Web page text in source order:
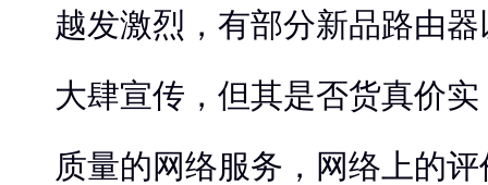
越发激烈，有部分新品路由器
大肆宣传，但其是否货真价
质量的网络服务，网络上的